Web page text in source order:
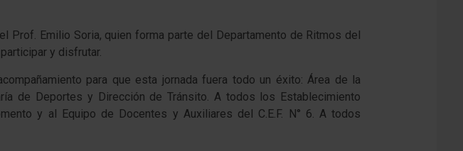
Emilio Soria, quien forma parte del Departamento de Ritmos del
y disfrutar.
para que esta jornada fuera todo un éxito: Área de la
de Deportes y Dirección de Tránsito. A todos los Establecimiento
y al Equipo de Docentes y Auxiliares del C.E.F. N° 6. A todos